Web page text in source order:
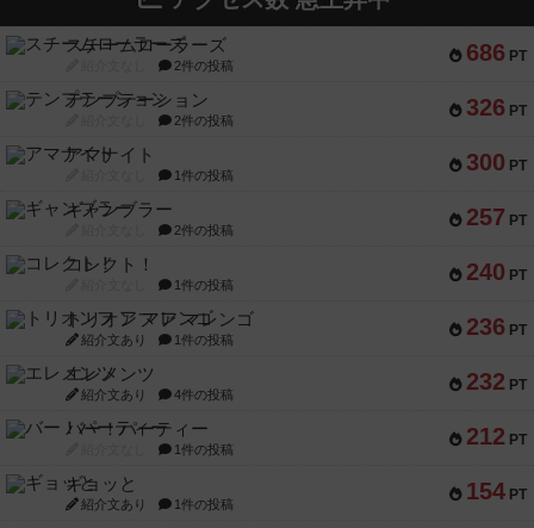
686 PT
スチームローラーズ
2件の投稿
326 PT
テンプテーション
2件の投稿
300 PT
アマナイト
1件の投稿
257 PT
ギャンブラー
2件の投稿
240 PT
コレクト！
1件の投稿
236 PT
トリオンフ ア マレンゴ
紹介文あり 1件の投稿
232 PT
エレメンツ
紹介文あり 4件の投稿
212 PT
バー！パーティー
1件の投稿
154 PT
ギョッと
紹介文あり 1件の投稿